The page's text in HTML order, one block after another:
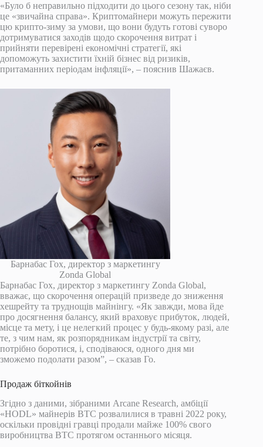
«Було б неправильно підходити до цього сезону так, ніби
це «звичайна справа». Криптомайнери можуть пережити
цю крипто-зиму за умови, що вони будуть готові суворо
дотримуватися заходів щодо скорочення витрат і
прийняти перевірені економічні стратегії, які
допоможуть захистити їхній бізнес від ризиків,
притаманних періодам інфляції», – пояснив Шажаєв.
Барнабас Гох, директор з маркетингу
Zonda Global
Барнабас Гох, директор з маркетингу Zonda Global,
вважає, що скорочення операцій призведе до зниження
хешрейту та труднощів майнінгу. «Як завжди, мова йде
про досягнення балансу, який враховує прибуток, людей,
місце та мету, і це нелегкий процес у будь-якому разі, але
те, з чим нам, як розпорядникам індустрії та світу,
потрібно боротися, і, сподіваюся, одного дня ми
зможемо подолати разом”, – сказав Го.
Продаж біткойнів
Згідно з даними, зібраними Arcane Research, амбіції
«HODL» майнерів BTC розвалилися в травні 2022 року,
оскільки провідні гравці продали майже 100% свого
виробництва BTC протягом останнього місяця.